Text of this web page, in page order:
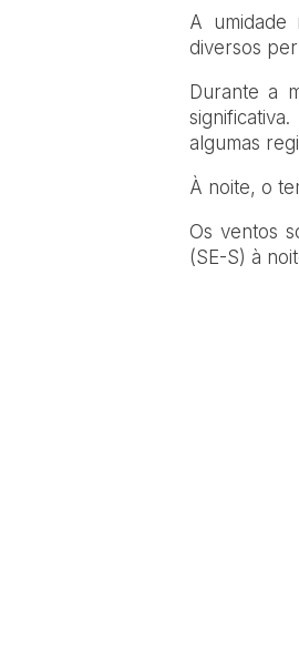
A umidade
diversos
Durante a
algumas
À noite, o
Os ventos
(SE-S) à